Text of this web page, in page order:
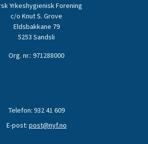
Yrkeshygienisk Forening
c/o Knut S. Grove
Eldsbakkane 79
5253 Sandsli
Org. nr.: 971288000
Telefon: 932 41 609
E-post: post@nyf.no